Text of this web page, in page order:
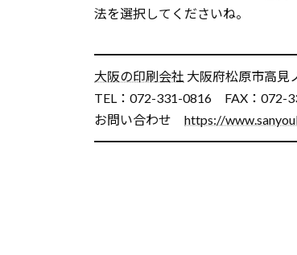
法を選択してくださいね。
大阪の印刷会社 大阪府松原市高見
TEL：072-331-0816 FAX：072-
お問い合わせ https://